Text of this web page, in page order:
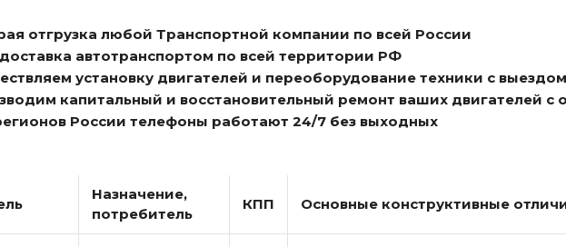
отгрузка любой Транспортной компании по всей России
автотранспортом по всей территории РФ
установку двигателей и переоборудование техники с
капитальный и восстановительный ремонт ваших двигателей с
России телефоны работают 24/7 без выходных
Назначение,
потребитель
КПП Основные конструктивные